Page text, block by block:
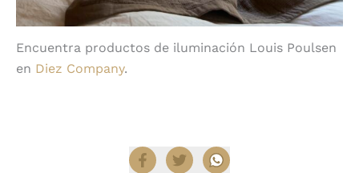
Encuentra productos de iluminación Louis Poulsen
en Diez Company.